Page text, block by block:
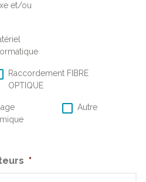
et/ou
Raccordement FIBRE
OPTIQUE
Autre
*